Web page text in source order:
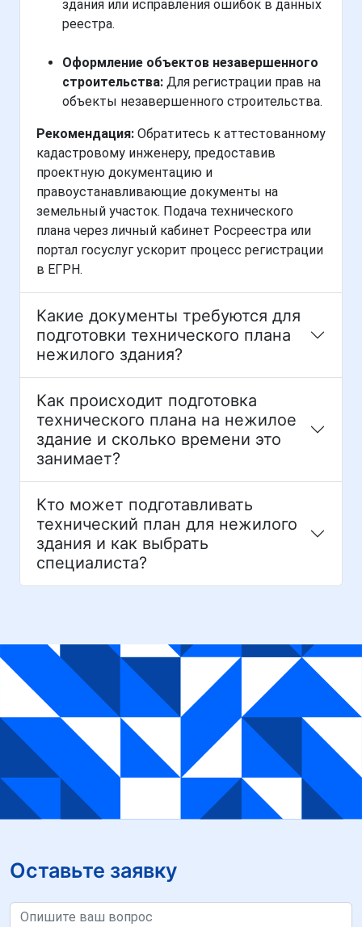
здания или исправления ошибок в данных
реестра.
Оформление объектов незавершенного
строительства: Для регистрации прав на
объекты незавершенного строительства.
Рекомендация: Обратитесь к аттестованному
кадастровому инженеру, предоставив
проектную документацию и
правоустанавливающие документы на
земельный участок. Подача технического
плана через личный кабинет Росреестра или
портал госуслуг ускорит процесс регистрации
в ЕГРН.
Какие документы требуются для
подготовки технического плана
нежилого здания?
Как происходит подготовка
технического плана на нежилое
здание и сколько времени это
занимает?
Кто может подготавливать
технический план для нежилого
здания и как выбрать
специалиста?
Оставьте заявку